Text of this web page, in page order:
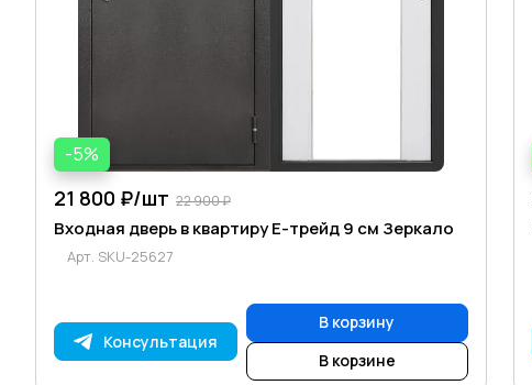
-5%
21 800 ₽/шт 22 900 ₽
Входная дверь в квартиру Е-трейд 9 см Зеркало
Арт. SKU-25627
Консультация
В корзину
В корзине